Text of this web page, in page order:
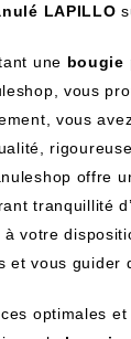
LAPILLO
une bougie
vous
vous
offre
tranquillité
votre
et vous guider
optimales